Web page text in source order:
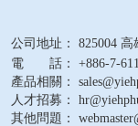
公司地址： 825004
電 話： +886-7-
產品相關：
人才招募：
其他問題：